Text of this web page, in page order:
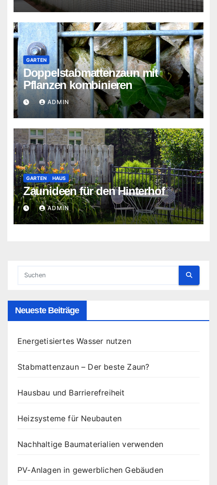
GARTEN
Doppelstabmattenzaun mit
Pflanzen kombinieren
ADMIN
GARTEN HAUS
Zaunideen für den Hinterhof
ADMIN
Neueste Beiträge
Energetisiertes Wasser nutzen
Stabmattenzaun – Der beste Zaun?
Hausbau und Barrierefreiheit
Heizsysteme für Neubauten
Nachhaltige Baumaterialien verwenden
PV-Anlagen in gewerblichen Gebäuden